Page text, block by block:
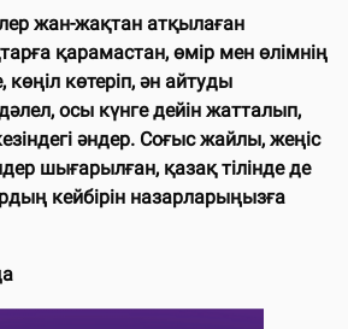
жан-жақтан атқылаған
қарамастан, өмір мен өлімнің
көтеріп, ән айтуды
осы күнге дейін жатталып,
әндер. Соғыс жайлы, жеңіс
шығарылған, қазақ тілінде де
кейбірін назарларыңызға